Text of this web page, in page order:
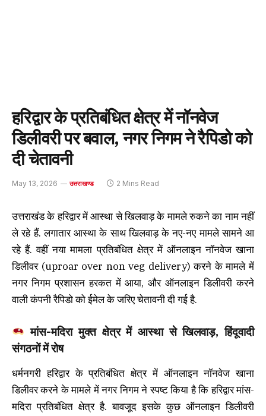
हरिद्वार के प्रतिबंधित क्षेत्र में नॉनवेज
डिलीवरी पर बवाल, नगर निगम ने रैपिडो को
दी चेतावनी
May 13, 2026 उत्तराखण्ड 2 Mins Read
उत्तराखंड के हरिद्वार में आस्था से खिलवाड़ के मामले रुकने का नाम नहीं
ले रहे हैं. लगातार आस्था के साथ खिलवाड़ के नए-नए मामले सामने आ
रहे हैं. वहीं नया मामला प्रतिबंधित क्षेत्र में ऑनलाइन नॉनवेज खाना
डिलीवर (uproar over non veg delivery) करने के मामले में
नगर निगम प्रशासन हरकत में आया, और ऑनलाइन डिलीवरी करने
वाली कंपनी रैपिडो को ईमेल के जरिए चेतावनी दी गई है.
मांस-मदिरा मुक्त क्षेत्र में आस्था से खिलवाड़, हिंदूवादी
संगठनों में रोष
धर्मनगरी हरिद्वार के प्रतिबंधित क्षेत्र में ऑनलाइन नॉनवेज खाना
डिलीवर करने के मामले में नगर निगम ने स्पष्ट किया है कि हरिद्वार मांस-
मदिरा प्रतिबंधित क्षेत्र है. बावजूद इसके कुछ ऑनलाइन डिलीवरी